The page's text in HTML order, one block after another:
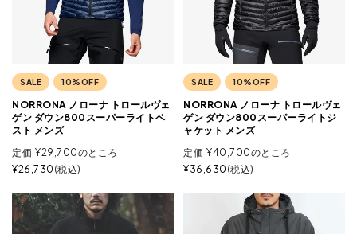
SALE 10%OFF
NORRONA ノローナ トロールヴェ
ゲン ダウン800スーパーライトベ
スト メンズ
定価 ¥29,700のところ
¥26,730 税込
SALE 10%OFF
NORRONA ノローナ トロールヴェ
ゲン ダウン800スーパーライトジ
ャケット メンズ
定価 ¥40,700のところ
¥36,630 税込